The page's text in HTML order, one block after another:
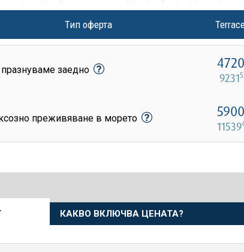
Тип оферта
заедно 4720
9231
преживяване в морето 5900
11539
КАКВО ВКЛЮЧВА ЦЕНАТА?